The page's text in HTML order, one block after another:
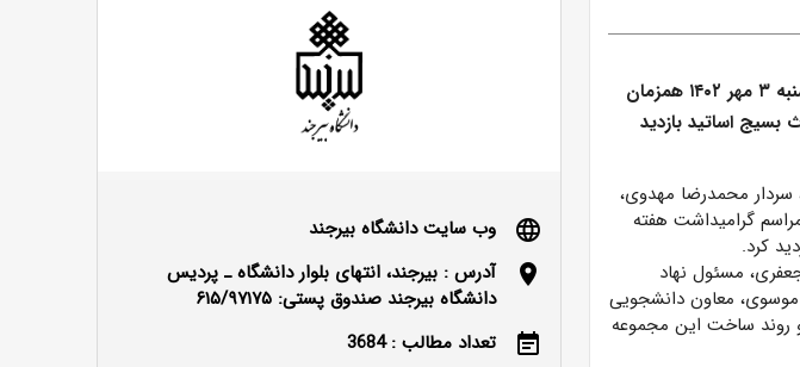
فرمانده سپاه انصارالرضا(ع) خراسان جنوبی روز دوشنبه ۳ مهر ۱۴۰۲ همزمان
بسیج اساتید بازدید
سردار محمدرضا مهدوی،
گرامیداشت هفته
کرد.
مسئول نهاد
موسوی، معاون دانشجویی
و روند ساخت این مجموعه
language
وب سایت دانشگاه بیرجند
location_on
آدرس : بیرجند، انتهای بلوار دانشگاه ـ پردیس
دانشگاه بیرجند صندوق پستی: ۶۱۵/۹۷۱۷۵
event_note
تعداد مطالب : 3684